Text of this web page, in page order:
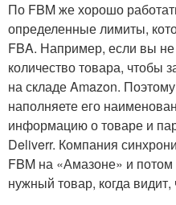
По FBM же хорошо
определенные лимиты,
FBA. Например, если вы не
количество товара, чтобы
на складе Amazon.
наполняете его
информацию о товаре и
Deliverr. Компания
FBM на «Амазоне» и потом
нужный товар, когда видит,